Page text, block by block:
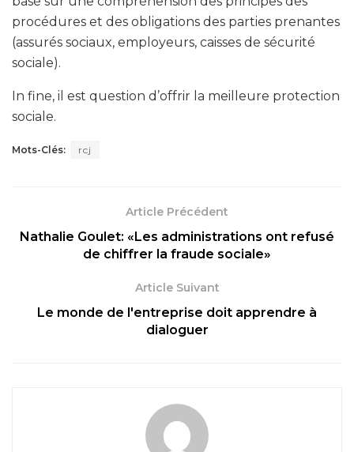
procédures et des obligations des parties prenantes
(assurés sociaux, employeurs, caisses de sécurité
sociale).
In fine, il est question d’offrir la meilleure protection
sociale.
Mots-Clés: rcj
Article Précédent
Nathalie Goulet: «Les administrations ont refusé
de chiffrer la fraude sociale»
Article Suivant
Le monde de l'entreprise doit apprendre à
dialoguer